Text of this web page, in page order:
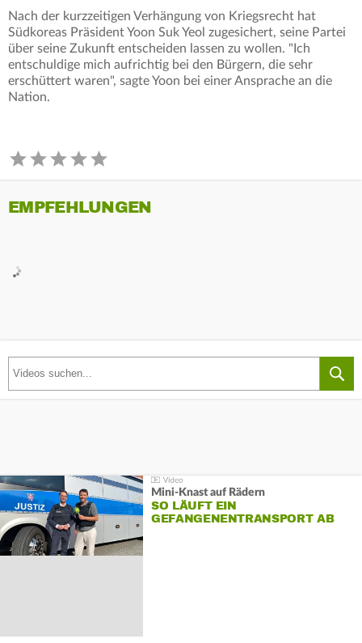
Nach der kurzzeitigen Verhängung von Kriegsrecht hat
Südkoreas Präsident Yoon Suk Yeol zugesichert, seine Partei
über seine Zukunft entscheiden lassen zu wollen. "Ich
entschuldige mich aufrichtig bei den Bürgern, die sehr
erschüttert waren", sagte Yoon bei einer Ansprache an die
Nation.
EMPFEHLUNGEN
Mini-Knast auf Rädern
SO LÄUFT EIN
GEFANGENENTRANSPORT AB